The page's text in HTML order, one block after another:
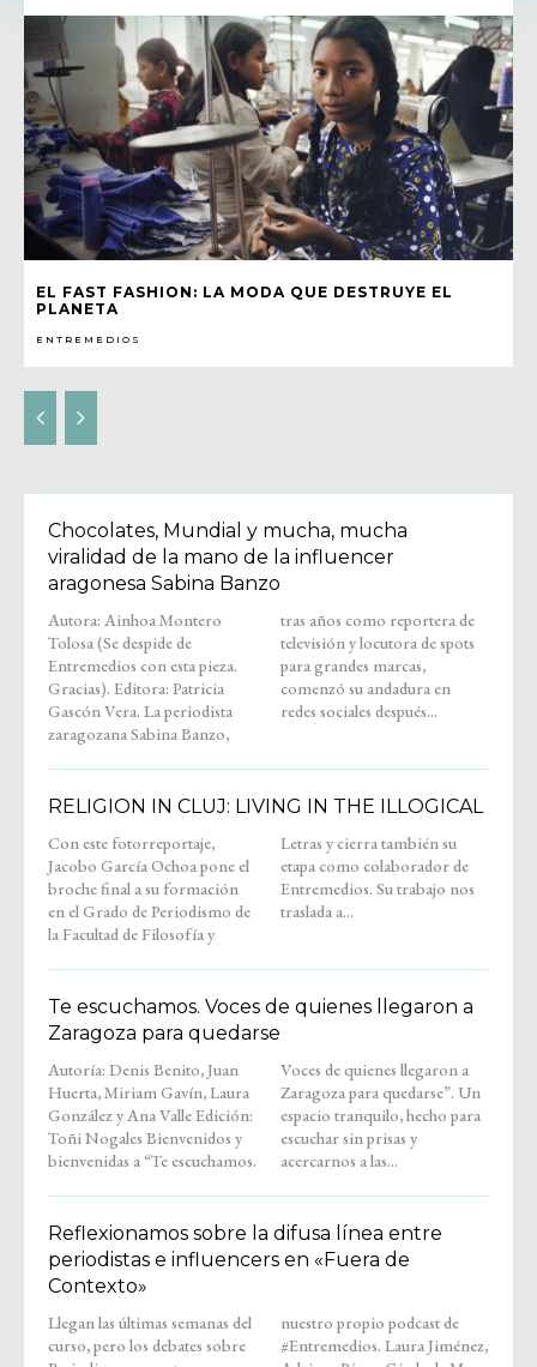
EL FAST FASHION: LA MODA QUE DESTRUYE EL
PLANETA
ENTREMEDIOS
Chocolates, Mundial y mucha, mucha
viralidad de la mano de la influencer
aragonesa Sabina Banzo
Autora: Ainhoa Montero
Tolosa (Se despide de
Entremedios con esta pieza.
Gracias). Editora: Patricia
Gascón Vera. La periodista
zaragozana Sabina Banzo,
tras años como reportera de
televisión y locutora de spots
para grandes marcas,
comenzó su andadura en
redes sociales después...
RELIGION IN CLUJ: LIVING IN THE ILLOGICAL
Con este fotorreportaje,
Jacobo García Ochoa pone el
broche final a su formación
en el Grado de Periodismo de
la Facultad de Filosofía y
Letras y cierra también su
etapa como colaborador de
Entremedios. Su trabajo nos
traslada a...
Te escuchamos. Voces de quienes llegaron a
Zaragoza para quedarse
Autoría: Denis Benito, Juan
Huerta, Miriam Gavín, Laura
González y Ana Valle Edición:
Toñi Nogales Bienvenidos y
bienvenidas a “Te escuchamos.
Voces de quienes llegaron a
Zaragoza para quedarse”. Un
espacio tranquilo, hecho para
escuchar sin prisas y
acercarnos a las...
Reflexionamos sobre la difusa línea entre
periodistas e influencers en «Fuera de
Contexto»
Llegan las últimas semanas del
curso, pero los debates sobre
nuestro propio podcast de
#Entremedios. Laura Jiménez,